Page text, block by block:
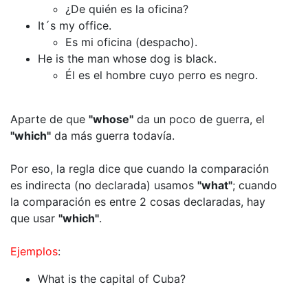
¿De quién es la oficina?
It´s my office.
Es mi oficina (despacho).
He is the man whose dog is black.
Él es el hombre cuyo perro es negro.
Aparte de que "whose" da un poco de guerra, el
"which" da más guerra todavía.
Por eso, la regla dice que cuando la comparación
es indirecta (no declarada) usamos "what"; cuando
la comparación es entre 2 cosas declaradas, hay
que usar "which".
Ejemplos:
What is the capital of Cuba?